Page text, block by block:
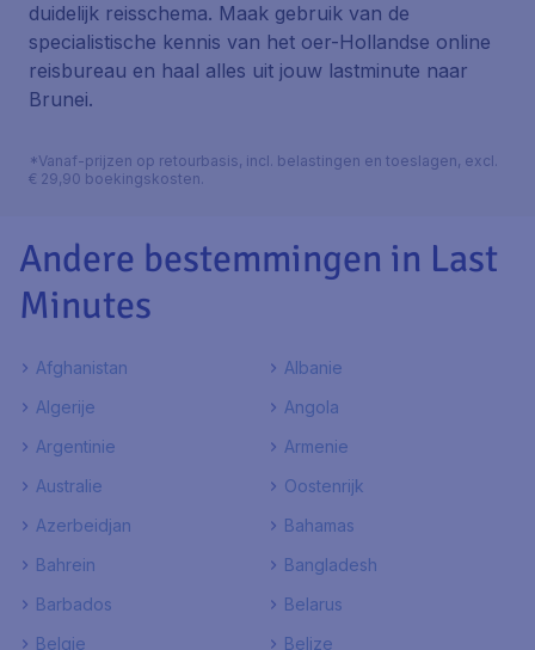
duidelijk reisschema. Maak gebruik van de
specialistische kennis van het oer-Hollandse online
reisbureau en haal alles uit jouw lastminute naar
Brunei.
*Vanaf-prijzen op retourbasis, incl. belastingen en toeslagen, excl.
€ 29,90 boekingskosten.
Andere bestemmingen in Last
Minutes
Afghanistan
Albanie
Algerije
Angola
Argentinie
Armenie
Australie
Oostenrijk
Azerbeidjan
Bahamas
Bahrein
Bangladesh
Barbados
Belarus
Belgie
Belize